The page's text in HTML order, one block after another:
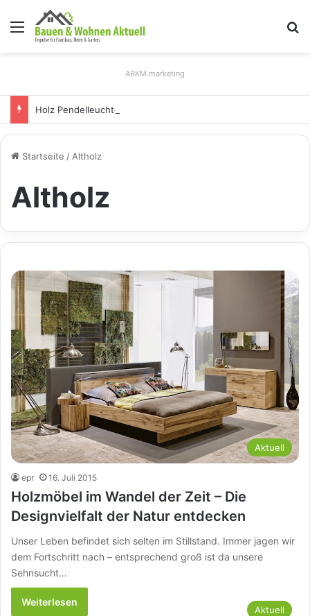
Menü
ARKM.marketing
Startseite / Altholz
Altholz
Aktuell
epr 16. Juli 2015
Holzmöbel im Wandel der Zeit – Die
Designvielfalt der Natur entdecken
Unser Leben befindet sich selten im Stillstand. Immer jagen wir
dem Fortschritt nach – entsprechend groß ist da unsere
Sehnsucht…
Weiterlesen
Aktuell